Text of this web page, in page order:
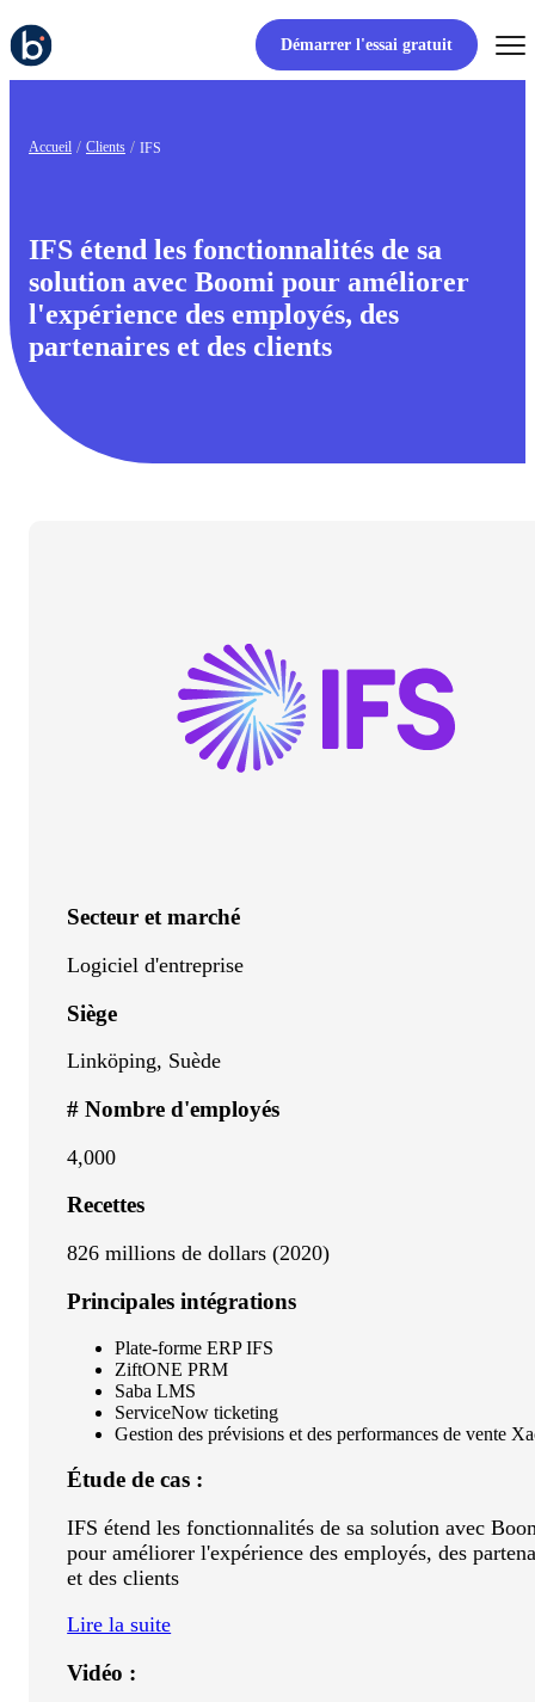
Démarrer l'essai gratuit
Accueil Clients IFS
IFS étend les fonctionnalités de sa
solution avec Boomi pour améliorer
l'expérience des employés, des
partenaires et des clients
Secteur et marché
Logiciel d'entreprise
Siège
Linköping, Suède
# Nombre d'employés
4,000
Recettes
826 millions de dollars (2020)
Principales intégrations
Plate-forme ERP IFS
ZiftONE PRM
Saba LMS
ServiceNow ticketing
Gestion des prévisions et des performances de vente
Étude de cas :
IFS étend les fonctionnalités de sa solution avec
pour améliorer l'expérience des employés, des
et des clients
Lire la suite
Vidéo :